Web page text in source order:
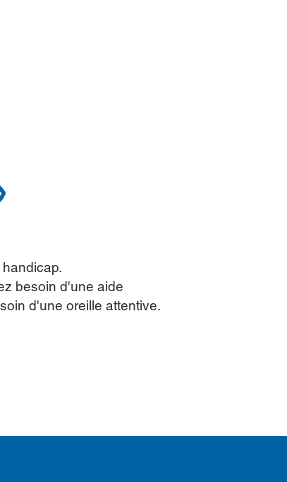
besoin d'une aide
d'une oreille attentive.